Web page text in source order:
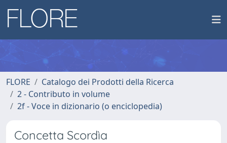
FLORE
Catalogo dei Prodotti della Ricerca
2 - Contributo in volume
2f - Voce in dizionario (o enciclopedia)
Concetta Scordìa